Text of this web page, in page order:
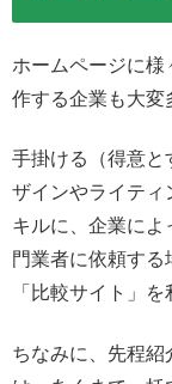
ホームページに様
作する企業も大変
手掛ける（得意と
ザインやライティ
キルに、企業に
門業者に依頼する
「比較サイト」
ちなみに、先程紹